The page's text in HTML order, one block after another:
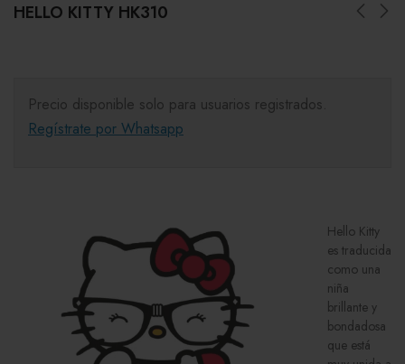
HELLO KITTY HK310
Precio disponible solo para usuarios registrados.
Regístrate por Whatsapp
Hello Kitty
es traducida
como una
niña
brillante y
bondadosa
que está